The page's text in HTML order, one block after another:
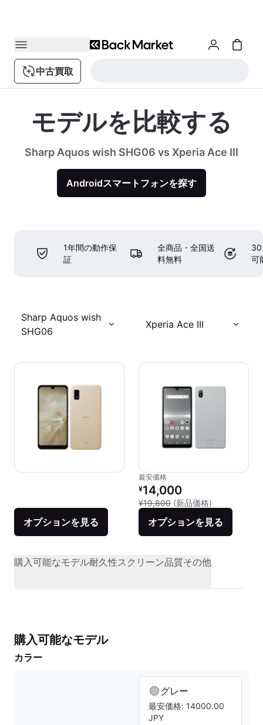
中古買取
モデルを比較する
Sharp Aquos wish SHG06 vs Xperia Ace III
Androidスマートフォンを探す
1年間の動作保
証
全商品・全国送
料無料
30
可
Sharp Aquos wish
SHG06
Xperia Ace III
オプションを見る
最安価格
リファービッシュ品の価格：
¥14,000
¥19,800 (新品価格)
オプションを見る
購入可能なモデル耐久性スクリーン品質その他
購入可能なモデル
カラー
グレー
最安価格: 14000.00
JPY